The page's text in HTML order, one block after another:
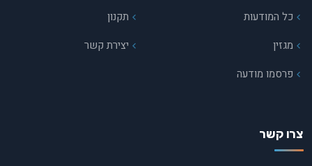
כל המודעות
מגזין
פרסמו מודעה
תקנון
יצירת קשר
צרו קשר